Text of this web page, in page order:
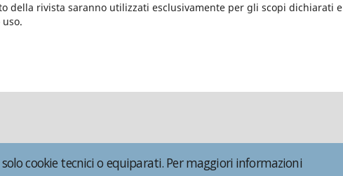
cookie tecnici o equiparati. Per maggiori informazioni
della rivista saranno utilizzati esclusivamente per gli scopi dichiarati e